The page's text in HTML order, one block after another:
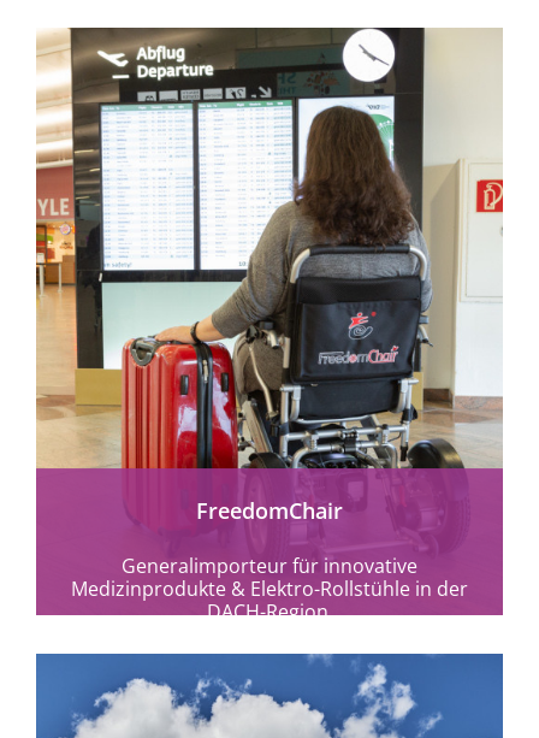
mehr erfahren
FreedomChair
Generalimporteur für innovative
Medizinprodukte & Elektro-Rollstühle in der
DACH-Region.